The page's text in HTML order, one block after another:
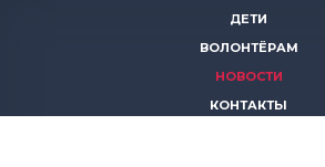
ДЕТИ
ВОЛОНТЁРАМ
НОВОСТИ
КОНТАКТЫ